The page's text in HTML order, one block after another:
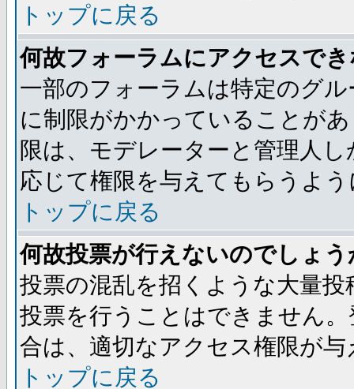
トップに戻る
何故フォーラムにアクセスで
一部のフォーラムは特定のグ
に制限がかかっていることが
限は、モデレーターと管理人
応じて権限を与えてもらうよ
トップに戻る
何故投票が行えないのでしょう
投票の混乱を招くような大量
投票を行うことはできません
合は、適切なアクセス権限が
トップに戻る